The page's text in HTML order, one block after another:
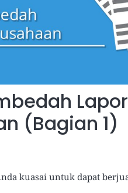
(Bagian 1)
kuasai untuk dapat